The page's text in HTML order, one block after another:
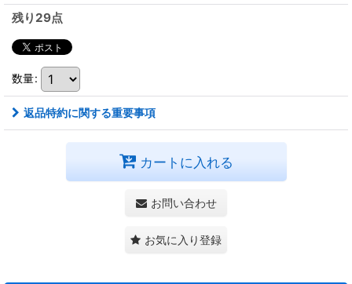
残り29点
数量:
返品特約に関する重要事項
カートに入れる
お問い合わせ
お気に入り登録